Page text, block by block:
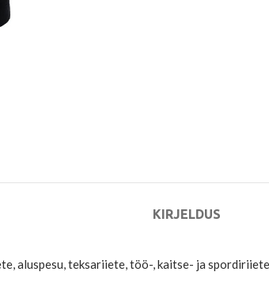
KIRJELDUS
aluspesu, teksariiete, töö-, kaitse- ja